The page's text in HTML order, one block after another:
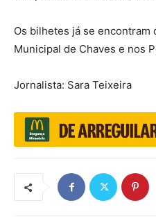
Os bilhetes já se
Municipal de Chaves e nos
Jornalista: Sara Teixeira